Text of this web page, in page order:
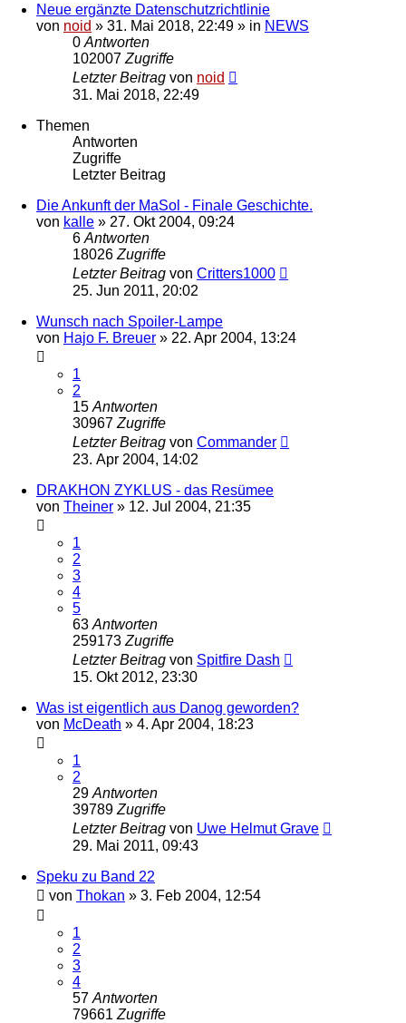
Neue ergänzte Datenschutzrichtlinie
von noid » 31. Mai 2018, 22:49 » in NEWS
0 Antworten
102007 Zugriffe
Letzter Beitrag von noid
31. Mai 2018, 22:49
Themen
Antworten
Zugriffe
Letzter Beitrag
Die Ankunft der MaSol - Finale Geschichte.
von kalle » 27. Okt 2004, 09:24
6 Antworten
18026 Zugriffe
Letzter Beitrag von Critters1000
25. Jun 2011, 20:02
Wunsch nach Spoiler-Lampe
von Hajo F. Breuer » 22. Apr 2004, 13:24
1
2
15 Antworten
30967 Zugriffe
Letzter Beitrag von Commander
23. Apr 2004, 14:02
DRAKHON ZYKLUS - das Resümee
von Theiner » 12. Jul 2004, 21:35
1
2
3
4
5
63 Antworten
259173 Zugriffe
Letzter Beitrag von Spitfire Dash
15. Okt 2012, 23:30
Was ist eigentlich aus Danog geworden?
von McDeath » 4. Apr 2004, 18:23
1
2
29 Antworten
39789 Zugriffe
Letzter Beitrag von Uwe Helmut Grave
29. Mai 2011, 09:43
Speku zu Band 22
von Thokan » 3. Feb 2004, 12:54
1
2
3
4
57 Antworten
79661 Zugriffe